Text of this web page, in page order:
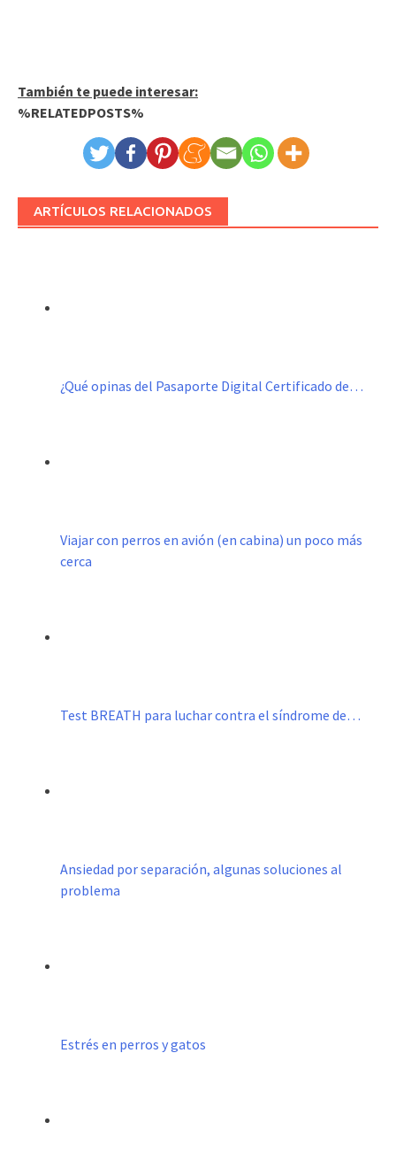
También te puede interesar:
%RELATEDPOSTS%
ARTÍCULOS RELACIONADOS
¿Qué opinas del Pasaporte Digital Certificado de…
Viajar con perros en avión (en cabina) un poco más
cerca
Test BREATH para luchar contra el síndrome de…
Ansiedad por separación, algunas soluciones al
problema
Estrés en perros y gatos